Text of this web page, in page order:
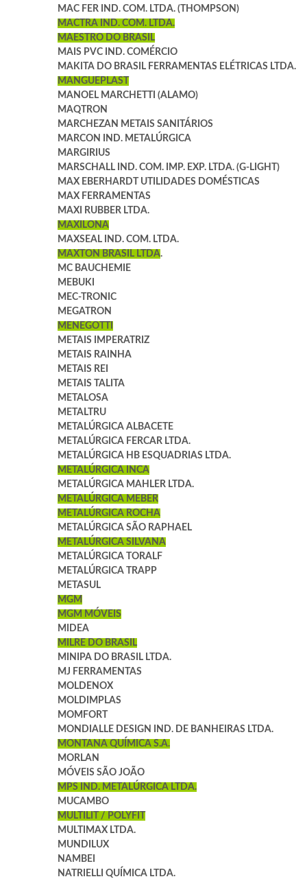
MAC FER IND. COM. LTDA. (THOMPSON)
MACTRA IND. COM. LTDA.
MAESTRO DO BRASIL
MAIS PVC IND. COMÉRCIO
MAKITA DO BRASIL FERRAMENTAS ELÉTRICAS LTDA.
MANGUEPLAST
MANOEL MARCHETTI (ALAMO)
MAQTRON
MARCHEZAN METAIS SANITÁRIOS
MARCON IND. METALÚRGICA
MARGIRIUS
MARSCHALL IND. COM. IMP. EXP. LTDA. (G-LIGHT)
MAX EBERHARDT UTILIDADES DOMÉSTICAS
MAX FERRAMENTAS
MAXI RUBBER LTDA.
MAXILONA
MAXSEAL IND. COM. LTDA.
MAXTON BRASIL LTDA.
MC BAUCHEMIE
MEBUKI
MEC-TRONIC
MEGATRON
MENEGOTTI
METAIS IMPERATRIZ
METAIS RAINHA
METAIS REI
METAIS TALITA
METALOSA
METALTRU
METALÚRGICA ALBACETE
METALÚRGICA FERCAR LTDA.
METALÚRGICA HB ESQUADRIAS LTDA.
METALÚRGICA INCA
METALÚRGICA MAHLER LTDA.
METALÚRGICA MEBER
METALÚRGICA ROCHA
METALÚRGICA SÃO RAPHAEL
METALÚRGICA SILVANA
METALÚRGICA TORALF
METALÚRGICA TRAPP
METASUL
MGM
MGM MÓVEIS
MIDEA
MILRE DO BRASIL
MINIPA DO BRASIL LTDA.
MJ FERRAMENTAS
MOLDENOX
MOLDIMPLAS
MOMFORT
MONDIALLE DESIGN IND. DE BANHEIRAS LTDA.
MONTANA QUÍMICA S.A.
MORLAN
MÓVEIS SÃO JOÃO
MPS IND. METALÚRGICA LTDA.
MUCAMBO
MULTILIT / POLYFIT
MULTIMAX LTDA.
MUNDILUX
NAMBEI
NATRIELLI QUÍMICA LTDA.